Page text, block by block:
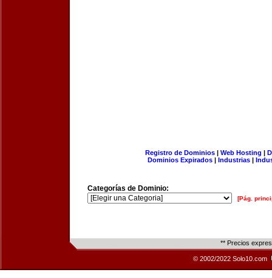
Registro de Dominios| Web Hosting |
Dominios Expirados | Industrias |
Categorías de Dominio:
[Pág.
** Precios
© 2002/2022 Solo10.com